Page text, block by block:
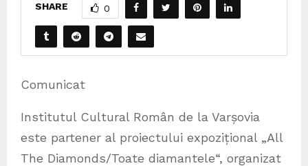
SHARE 0
Comunicat
Institutul Cultural Român de la Varșovia
este partener al proiectului expozițional „All
The Diamonds/Toate diamantele“, organizat